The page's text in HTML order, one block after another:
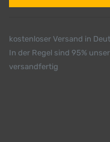
kostenloser Versand in
In der Regel sind 95%
versandfertig